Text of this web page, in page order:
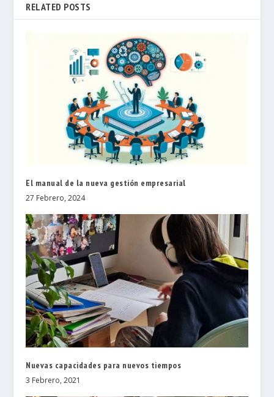
RELATED POSTS
El manual de la nueva gestión empresarial
27 Febrero, 2024
Nuevas capacidades para nuevos tiempos
3 Febrero, 2021